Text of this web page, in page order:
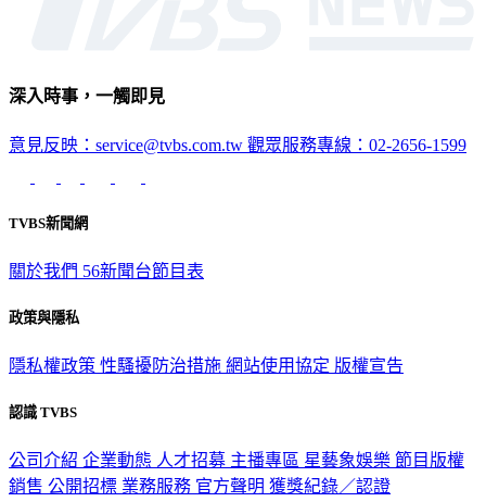
深入時事，一觸即見
意見反映：service@tvbs.com.tw 觀眾服務專線：02-2656-1599
TVBS新聞網
關於我們 56新聞台節目表
政策與隱私
隱私權政策 性騷擾防治措施 網站使用協定 版權宣告
認識 TVBS
公司介紹 企業動態 人才招募 主播專區 星藝象娛樂 節目版權
銷售 公開招標 業務服務 官方聲明 獲獎紀錄／認證